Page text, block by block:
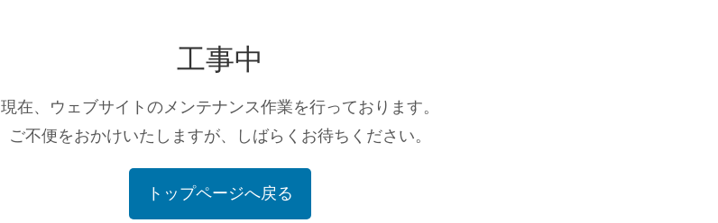
工事中
現在、ウェブサイトのメンテナンス作業を行っております。
ご不便をおかけいたしますが、しばらくお待ちください。
トップページへ戻る